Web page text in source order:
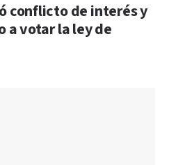
conflicto de interés y
a votar la ley de